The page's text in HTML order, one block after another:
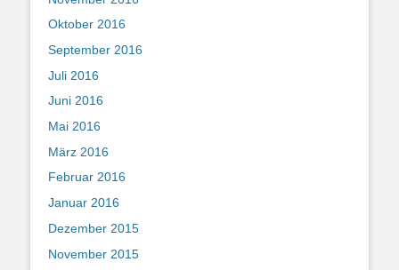
Oktober 2016
September 2016
Juli 2016
Juni 2016
Mai 2016
März 2016
Februar 2016
Januar 2016
Dezember 2015
November 2015